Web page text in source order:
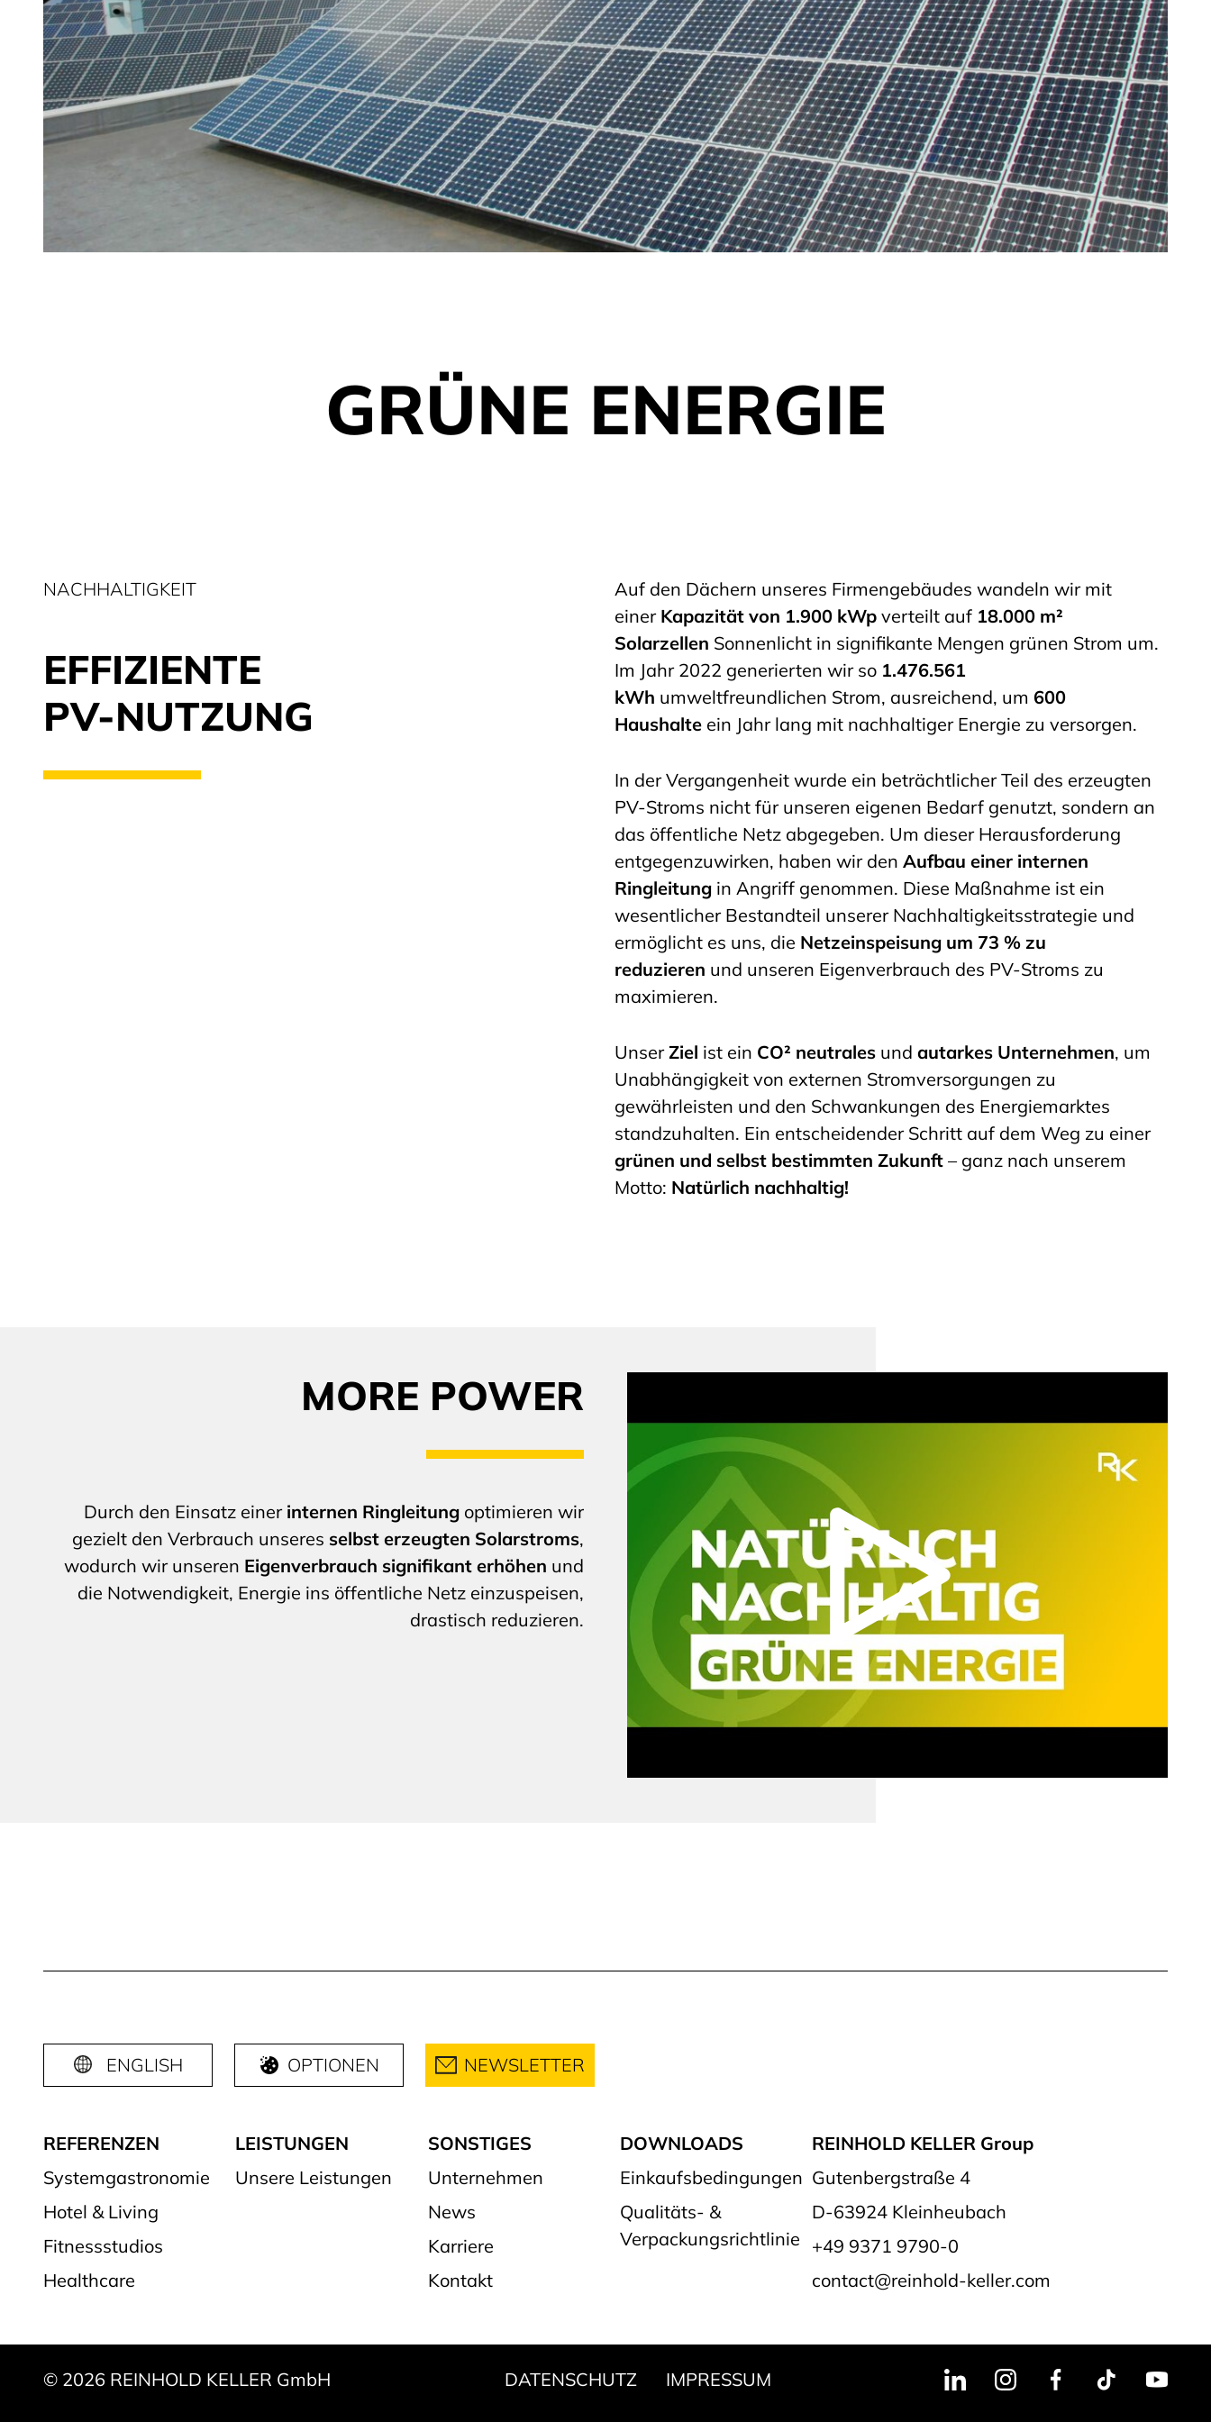
GRÜNE ENERGIE
NACHHALTIGKEIT
EFFIZIENTE
PV-NUTZUNG
Auf den Dächern unseres Firmengebäudes wandeln wir mit
einer Kapazität von 1.900 kWp verteilt auf 18.000 m²
Solarzellen Sonnenlicht in signifikante Mengen grünen Strom um.
Im Jahr 2022 generierten wir so 1.476.561
kWh umweltfreundlichen Strom, ausreichend, um 600
Haushalte ein Jahr lang mit nachhaltiger Energie zu versorgen.
In der Vergangenheit wurde ein beträchtlicher Teil des erzeugten
PV-Stroms nicht für unseren eigenen Bedarf genutzt, sondern an
das öffentliche Netz abgegeben. Um dieser Herausforderung
entgegenzuwirken, haben wir den Aufbau einer internen
Ringleitung in Angriff genommen. Diese Maßnahme ist ein
wesentlicher Bestandteil unserer Nachhaltigkeitsstrategie und
ermöglicht es uns, die Netzeinspeisung um 73 % zu
reduzieren und unseren Eigenverbrauch des PV-Stroms zu
maximieren.
UnserZiel ist ein CO² neutrales und autarkes Unternehmen, um
Unabhängigkeit von externen Stromversorgungen zu
gewährleisten und den Schwankungen des Energiemarktes
standzuhalten. Ein entscheidender Schritt auf dem Weg zu einer
grünen und selbst bestimmten Zukunft – ganz nach unserem
Motto: Natürlich nachhaltig!
MORE POWER
Durch den Einsatz einer internen Ringleitung optimieren wir
gezielt den Verbrauch unseres selbst erzeugten Solarstroms,
wodurch wir unseren Eigenverbrauch signifikant erhöhen und
die Notwendigkeit, Energie ins öffentliche Netz einzuspeisen,
drastisch reduzieren.
Video abspielen
ENGLISH OPTIONEN NEWSLETTER
REFERENZEN
Systemgastronomie
Hotel & Living
Fitnessstudios
Healthcare
LEISTUNGEN
Unsere Leistungen
SONSTIGES
Unternehmen
News
Karriere
Kontakt
DOWNLOADS
Einkaufsbedingungen
Qualitäts- &
Verpackungsrichtlinie
REINHOLD KELLER Group
Gutenbergstraße 4
D-63924 Kleinheubach
+49 9371 9790-0
contact@reinhold-keller.com
DATENSCHUTZ IMPRESSUM
© 2026 REINHOLD KELLER GmbH